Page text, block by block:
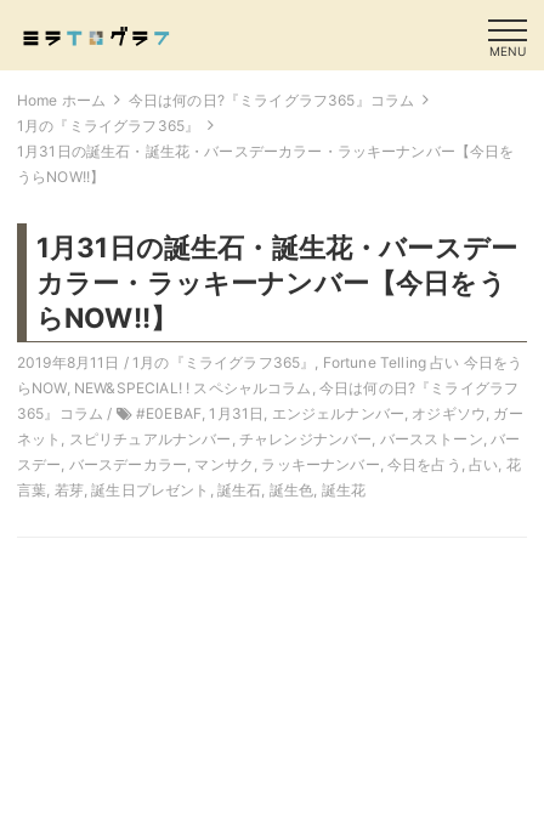
MENU
Home ホーム
今日は何の日?『ミライグラフ365』コラム
1月の『ミライグラフ365』
1月31日の誕生石・誕生花・バースデーカラー・ラッキーナンバー【今日を
うらNOW!!】
1月31日の誕生石・誕生花・バースデー
カラー・ラッキーナンバー【今日をう
らNOW!!】
2019年8月11日 / 1月の『ミライグラフ365』 , Fortune Telling 占い 今日をう
らNOW, NEW&SPECIAL! ! スペシャルコラム , 今日は何の日?『ミライグラフ
365』コラム / #E0EBAF, 1月31日 , エンジェルナンバー, オジギソウ, ガー
ネット , スピリチュアルナンバー , チャレンジナンバー, バースストーン,バー
スデー, バースデーカラー, マンサク , ラッキーナンバー, 今日を占う ,占い, 花
言葉, 若芽,誕生日プレゼント , 誕生石, 誕生色, 誕生花